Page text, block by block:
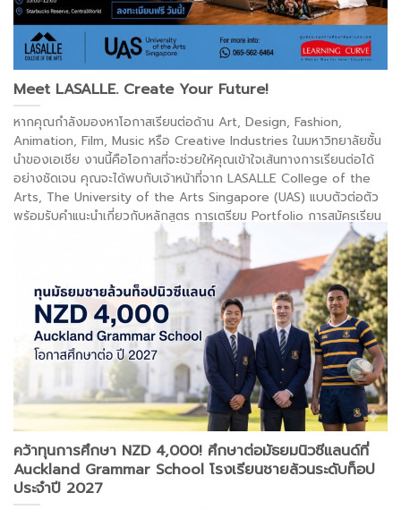
Meet LASALLE. Create Your Future!
หากคุณกำลังมองหาโอกาสเรียนต่อด้าน Art, Design, Fashion,
Animation, Film, Music หรือ Creative Industries ในมหาวิทยาลัยชั้น
นำของเอเชีย งานนี้คือโอกาสที่จะช่วยให้คุณเข้าใจเส้นทางการเรียนต่อได้
อย่างชัดเจน คุณจะได้พบกับเจ้าหน้าที่จาก LASALLE College of the
Arts, The University of the Arts Singapore (UAS) แบบตัวต่อตัว
พร้อมรับคำแนะนำเกี่ยวกับหลักสูตร การเตรียม Portfolio การสมัครเรียน
ทุนการศึกษา และการใช้ชีวิตในประเทศสิงคโปร์. . .
คว้าทุนการศึกษา NZD 4,000! ศึกษาต่อมัธยมนิวซีแลนด์ที่
Auckland Grammar School โรงเรียนชายล้วนระดับท็อป
ประจำปี 2027